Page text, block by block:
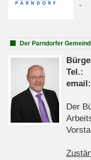
Der Parndorfer
Der